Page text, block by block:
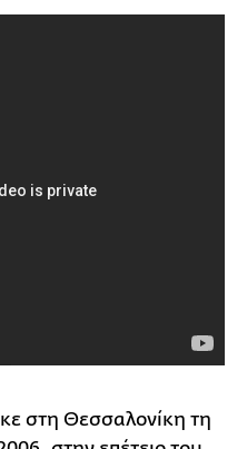
στη Θεσσαλονίκη τη